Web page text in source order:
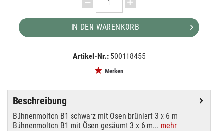
IN DEN WARENKORB
Artikel-Nr.: 500118455
Merken
Beschreibung
Bühnenmolton B1 schwarz mit Ösen brüniert 3 x 6 m
Bühnenmolton B1 mit Ösen gesäumt 3 x 6 m... mehr